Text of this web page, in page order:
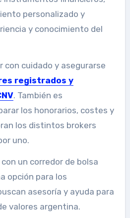
personalizado y
y conocimiento del
con cuidado y asegurarse
registrados y
. También es
los honorarios, costes y
los distintos brokers
uno.
un corredor de bolsa
opción para los
asesoría y ayuda para
valores argentina.